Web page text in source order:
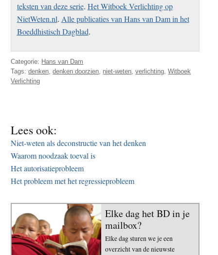
teksten van deze serie. Het Witboek Verlichting op
NietWeten.nl. Alle publicaties van Hans van Dam in het
Boeddhistisch Dagblad.
Categorie: Hans van Dam
Tags:denken,denken doorzien, niet-weten,verlichting,Witboek
Verlichting
Lees ook:
Niet-weten als deconstructie van het denken
Waarom noodzaak toeval is
Het autorisatieprobleem
Het probleem met het regressieprobleem
Elke dag het BD in je
mailbox?
Elke dag sturen we je een
overzicht van de nieuwste